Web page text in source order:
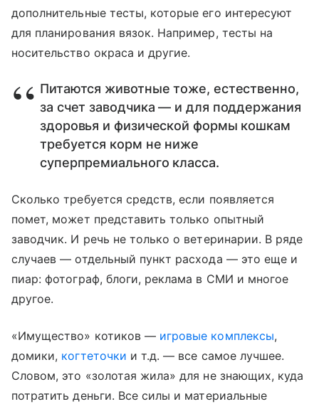
дополнительные тесты, которые его интересуют
для планирования вязок. Например, тесты на
носительство окраса и другие.
Питаются животные тоже, естественно,
за счет заводчика — и для поддержания
здоровья и физической формы кошкам
требуется корм не ниже
суперпремиального класса.
Сколько требуется средств, если появляется
помет, может представить только опытный
заводчик. И речь не только о ветеринарии. В ряде
случаев — отдельный пункт расхода — это еще и
пиар: фотограф, блоги, реклама в СМИ и многое
другое.
«Имущество» котиков — игровые комплексы,
домики, когтеточки и т.д. — все самое лучшее.
Словом, это «золотая жила» для не знающих, куда
потратить деньги. Все силы и материальные